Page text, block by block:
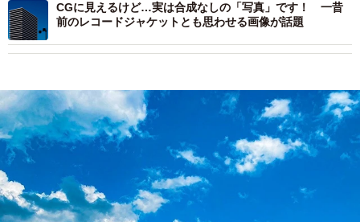
CGに見えるけど…実は合成なしの「写真」です！ 一昔
前のレコードジャケットとも思わせる画像が話題